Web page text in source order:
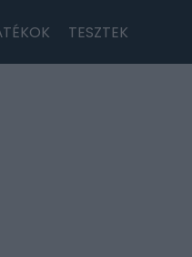
TESZTEK